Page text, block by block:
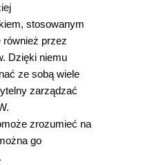
stosowanym
również przez
Dzięki niemu
ze sobą wiele
zarządzać
zrozumieć na
go